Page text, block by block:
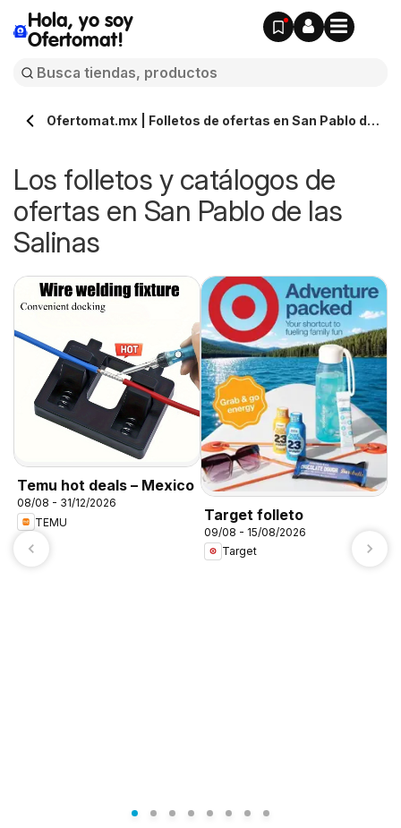
Hola, yo soy
Ofertomat!
Ofertomat.mx | Folletos de ofertas en San Pablo de
Los folletos y catálogos de
ofertas en San Pablo de las
Salinas
Temu hot deals – Mexico
08/08 - 31/12/2026
TEMU
Target folleto
09/08 - 15/08/2026
Target